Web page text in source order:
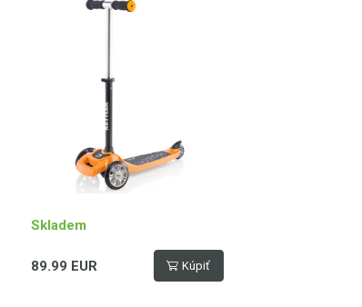
nosnost 50 kg
Skladem
89.99 EUR Kúpiť